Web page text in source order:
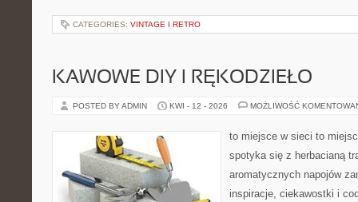
CATEGORIES: VINTAGE I RETRO
KAWOWE DIY I RĘKODZIEŁO
POSTED BY ADMIN KWI - 12 - 2026 MOŻLIWOŚĆ
to miejsce w sieci to
spotyka się z herbacianą
aromatycznych napojów
inspiracje, ciekawostki i